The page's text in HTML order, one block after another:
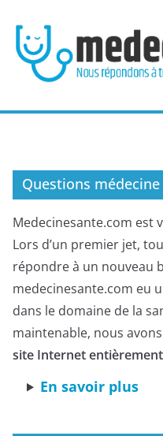
contenu
Questions
Medecinesante.com est
Lors d’un premier jet,
répondre à un nouveau
medecinesante.com eu
dans le domaine de la
maintenable, nous
site Internet
En savoir plus